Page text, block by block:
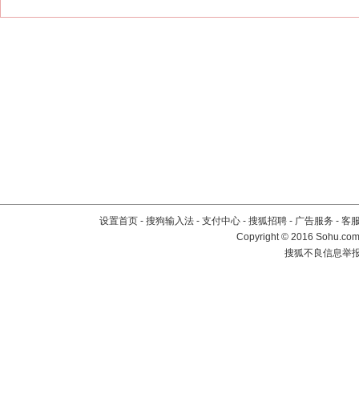
设置首页 - 搜狗输入法 - 支付中心 - 搜狐招聘 - 广告服务 - 客
Copyright©2016
搜狐不良信息举